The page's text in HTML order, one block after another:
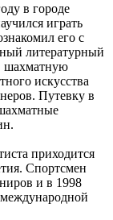
в городе
играть
его с
литературный
шахматную
искусства
Путевку в
приходится
Спортсмен
и в 1998
международной